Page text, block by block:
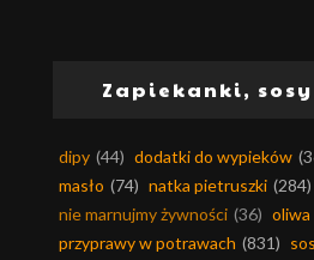
Zapiekanki,
dipy (44) dodatki do wypieków
masło (74) natka pietruszki (284)
nie marnujmy żywności (36) oliwa
przyprawy w potrawach (831)